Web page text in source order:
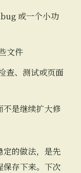
或一个小功
文件
查、测试或页面
是继续扩大修
定的做法，是先
存下来。下次